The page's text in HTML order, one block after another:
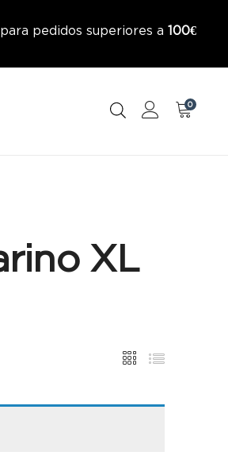
pedidos superiores a 100€
0
XL